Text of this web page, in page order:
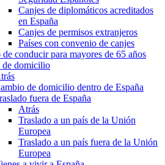
Canjes de diplomáticos acreditados
en España
Canjes de permisos extranjeros
Países con convenio de canjes
de conducir para mayores de 65 años
de domicilio
de domicilio dentro de España
fuera de España
Atrás
Traslado a un país de la Unión
Europea
Traslado a un país fuera de la Unión
Europea